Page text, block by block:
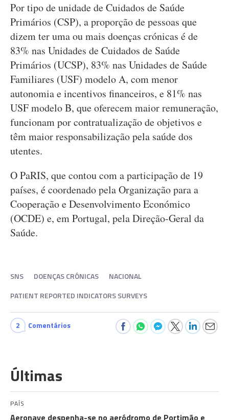
Por tipo de unidade de Cuidados de Saúde
Primários (CSP), a proporção de pessoas que
dizem ter uma ou mais doenças crónicas é de
83% nas Unidades de Cuidados de Saúde
Primários (UCSP), 83% nas Unidades de Saúde
Familiares (USF) modelo A, com menor
autonomia e incentivos financeiros, e 81% nas
USF modelo B, que oferecem maior remuneração,
funcionam por contratualização de objetivos e
têm maior responsabilização pela saúde dos
utentes.
O PaRIS, que contou com a participação de 19
países, é coordenado pela Organização para a
Cooperação e Desenvolvimento Económico
(OCDE) e, em Portugal, pela Direção-Geral da
Saúde.
SNS DOENÇAS CRÓNICAS
NACIONAL
PATIENT REPORTED INDICATORS SURVEYS
2 Comentários
Últimas
PAÍS
Aeronave despenha-se no aeródromo de Portimão e